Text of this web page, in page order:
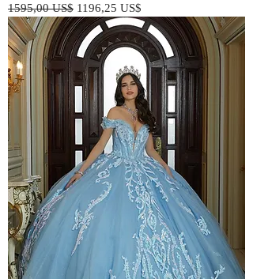
Precio
1595,00 US$ Precio de oferta
1196,25 US$